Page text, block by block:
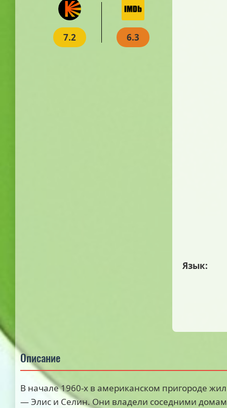
7.2 6.3
Язык:
Описание
В начале 1960-х в американском пригороде
— Элис и Селин. Они владели соседними